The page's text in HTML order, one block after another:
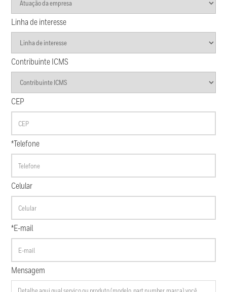
Linha de interesse
Contribuinte ICMS
CEP
*Telefone
Celular
*E-mail
Mensagem